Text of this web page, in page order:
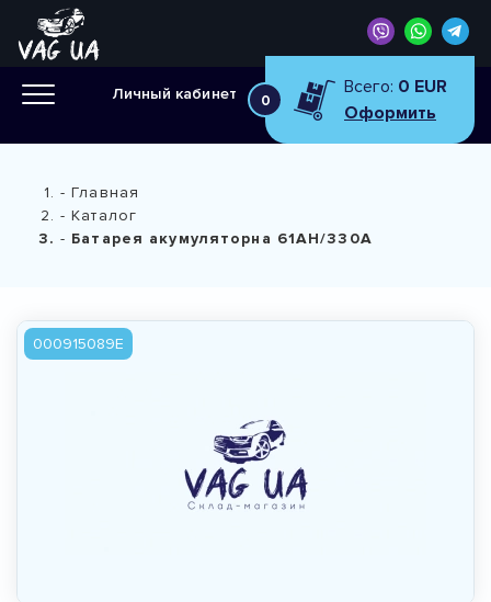
Личный кабинет 0
Всего: 0 EUR
Оформить
Главная
Каталог
Батарея акумуляторна 61АН/330А
000915089E